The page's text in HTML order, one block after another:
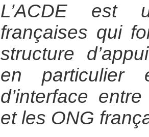
L’ACDE est
françaises qui
structure
en particulier
d’interface
et les ONG